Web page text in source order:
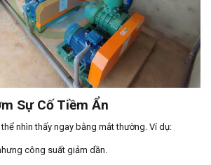
Sự Cố Tiềm Ẩn
nhìn thấy ngay bằng mắt thường. Ví dụ:
công suất giảm dần.